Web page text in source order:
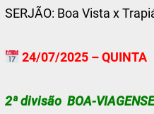
SERJÃO: Boa Vista x
24/07/2025 – QUINTA
2ª divisão BOA-